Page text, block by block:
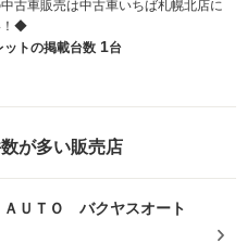
古車販売は中古車いちば札幌北店に
！◆
ットの掲載台数 1台
が多い販売店
ＵＴＯ バクヤスオート